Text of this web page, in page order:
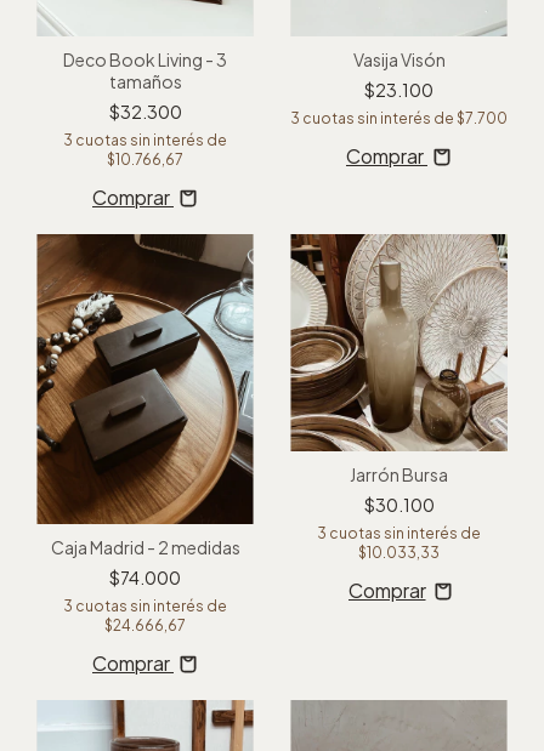
Deco Book Living - 3
tamaños
$32.300
3 cuotas sin interés de
$10.766,67
Comprar
Vasija Visón
$23.100
3 cuotas sin interés de $7.700
Comprar
Caja Madrid - 2 medidas
$74.000
3 cuotas sin interés de
$24.666,67
Comprar
Jarrón Bursa
$30.100
3 cuotas sin interés de
$10.033,33